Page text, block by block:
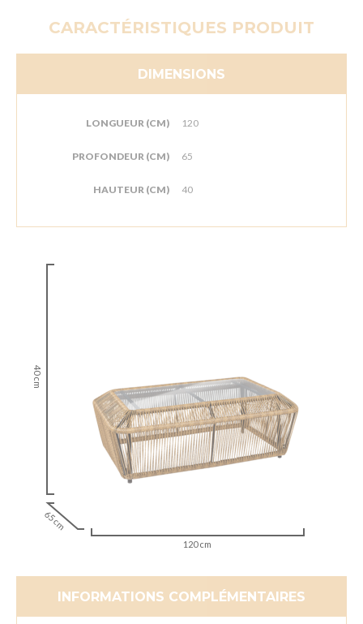
CARACTÉRISTIQUES PRODUIT
DIMENSIONS
LONGUEUR (CM) 120
PROFONDEUR (CM) 65
HAUTEUR (CM) 40
40 cm
65 cm
120 cm
INFORMATIONS COMPLÉMENTAIRES